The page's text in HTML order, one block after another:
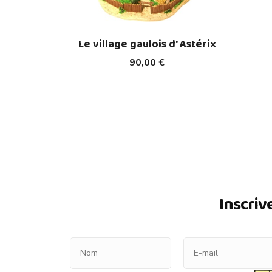
90,00 €
Le village gaulois d' Astérix